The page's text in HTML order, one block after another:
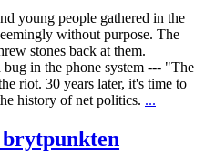
young people gathered in the
without purpose. The
stones back at them.
in the phone system --- "The
riot. 30 years later, it's time to
history of net politics. ...